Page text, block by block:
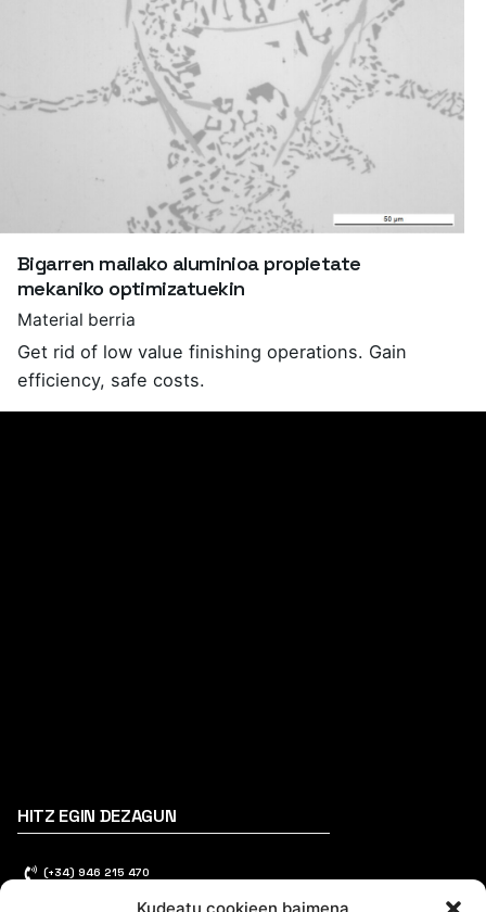
Bigarren mailako aluminioa propietate
mekaniko optimizatuekin
Material berria
Get rid of low value finishing operations. Gain
efficiency, safe costs.
HITZ EGIN DEZAGUN
(+34) 946 215 470
Nola iritsi AZTERLANera